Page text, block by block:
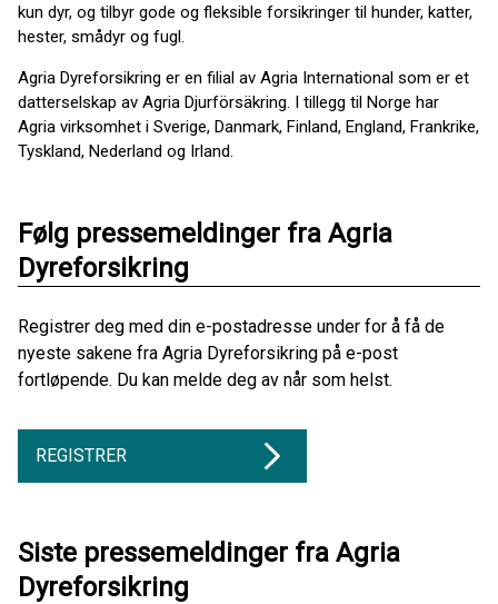
kun dyr, og tilbyr gode og fleksible forsikringer til hunder, katter,
hester, smådyr og fugl.
Agria Dyreforsikring er en filial av Agria International som er et
datterselskap av Agria Djurförsäkring. I tillegg til Norge har
Agria virksomhet i Sverige, Danmark, Finland, England, Frankrike,
Tyskland, Nederland og Irland.
Følg pressemeldinger fra Agria
Dyreforsikring
Registrer deg med din e-postadresse under for å få de
nyeste sakene fra Agria Dyreforsikring på e-post
fortløpende. Du kan melde deg av når som helst.
REGISTRER
Siste pressemeldinger fra Agria
Dyreforsikring